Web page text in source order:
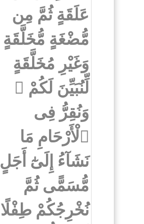
عَلَقَةٍ ثُمَّ مِن
مُّضْغَةٍ مُّخَلَّقَةٍ
وَغَيْرِ مُخَلَّقَةٍ
لِّنُبَيِّنَ لَكُمْ ۚ
وَنُقِرُّ فِى
ٱلْأَرْحَامِ مَا
نَشَآءُ إِلَىٰٓ أَجَلٍ
مُّسَمًّى ثُمَّ
نُخْرِجُكُمْ طِفْلًا